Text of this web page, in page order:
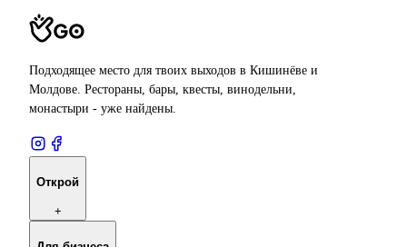
Подходящее место для твоих выходов в Кишинёве и
Молдове. Рестораны, бары, квесты, винодельни,
монастыри - уже найдены.
Открой
+